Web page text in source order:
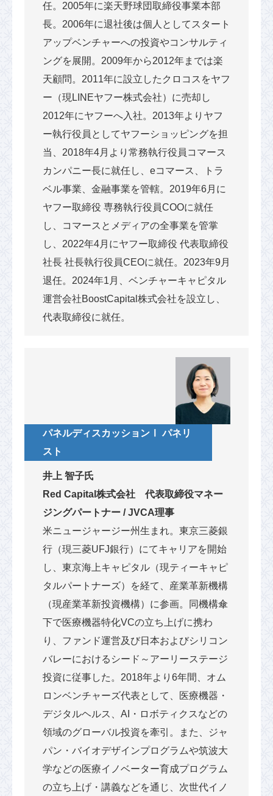
任。2005年に楽天野球団取締役事業本部
長。2006年に退社後は個人としてスタート
アップベンチャーへの投資やコンサルティ
ングを展開。2009年から2012年までは楽
天顧問。2011年に設立したクロコスをヤフ
ー（現LINEヤフー株式会社）に売却し
2012年にヤフーへ入社。2013年よりヤフ
ー執行役員としてヤフーショッピングを担
当、2018年4月より常務執行役員コマース
カンパニー長に就任し、eコマース、トラ
ベル事業、金融事業を管轄。2019年6月に
ヤフー取締役 専務執行役員COOに就任
し、コマースとメディアの全事業を管掌
し、2022年4月にヤフー取締役 代表取締役
社長 社長執行役員CEOに就任。2023年9月
退任。2024年1月、ベンチャーキャピタル
運営会社BoostCapital株式会社を設立し、
代表取締役に就任。
パネルディスカッションⅠ パネリ
スト
井上 智子氏
Red Capital株式会社 代表取締役マネー
ジングパートナー / JVCA理事
米ニュージャージー州生まれ。東京三菱銀
行（現三菱UFJ銀行）にてキャリアを開始
し、東京海上キャピタル（現ティーキャピ
タルパートナーズ）を経て、産業革新機構
（現産業革新投資機構）に参画。同機構傘
下で医療機器特化VCの立ち上げに携わ
り、ファンド運営及び日本およびシリコン
バレーにおけるシード～アーリーステージ
投資に従事した。2018年より6年間、オム
ロンベンチャーズ代表として、医療機器・
デジタルヘルス、AI・ロボティクスなどの
領域のグローバル投資を牽引。また、ジャ
パン・バイオデザインプログラムや筑波大
学などの医療イノベーター育成プログラム
の立ち上げ・講義などを通じ、次世代イノ